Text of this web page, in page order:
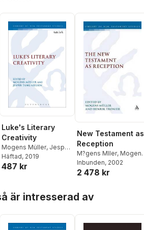
Luke's Literary
Creativity
Mogens Müller, Jesper
Tang Nielsen
Häftad, 2019
487 kr
New Testament as
Reception
M?gens Mller,
Müller,Henrik Tronier
Inbunden, 2002
2 478 kr
är intresserad av